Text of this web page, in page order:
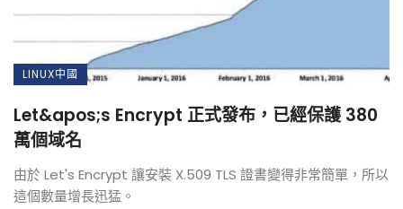
LINUX中國
Let&apos;s Encrypt 正式發布，已經保護 380
萬個域名
由於 Let's Encrypt 讓安裝 X.509 TLS 證書變得非常簡單，所以
這個數量增長迅猛。